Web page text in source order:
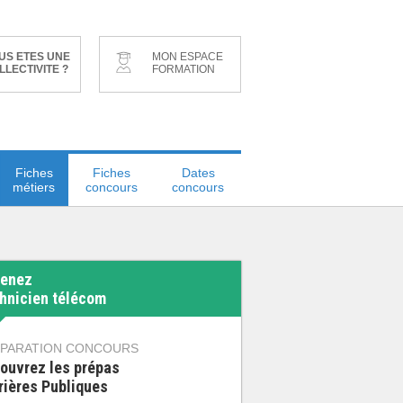
ETES UNE
?
MON ESPACE
FORMATION
Fiches
métiers
Fiches
concours
Dates
concours
télécom
CONCOURS
les prépas
Publiques